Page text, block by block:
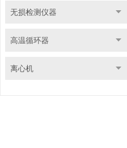
无损检测仪器
高温循环器
离心机